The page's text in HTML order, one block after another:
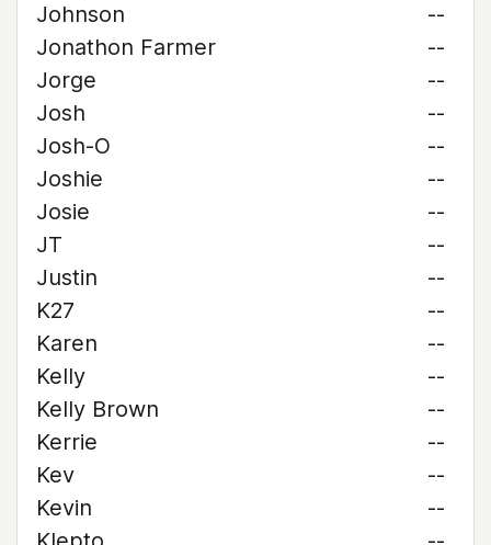
Johnson
--
Jonathon Farmer
--
Jorge
--
Josh
--
Josh-O
--
Joshie
--
Josie
--
JT
--
Justin
--
K27
--
Karen
--
Kelly
--
Kelly Brown
--
Kerrie
--
Kev
--
Kevin
--